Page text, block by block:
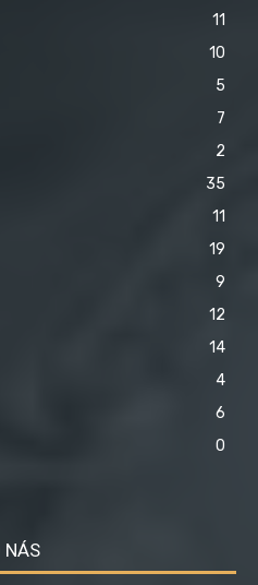
11
10
5
7
2
35
11
19
9
12
14
4
6
0
NÁS